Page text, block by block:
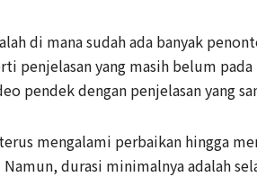
di mana sudah ada banyak
penjelasan yang masih belum
pendek dengan penjelasan yang
mengalami perbaikan hingga
durasi minimalnya adalah